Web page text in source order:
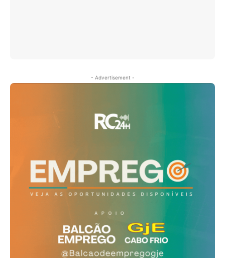
- Advertisement -